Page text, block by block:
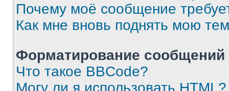
Почему моё сообщение
Как мне вновь поднять мою
Форматирование
Что такое BBCode?
Могу ли я использовать HTML?